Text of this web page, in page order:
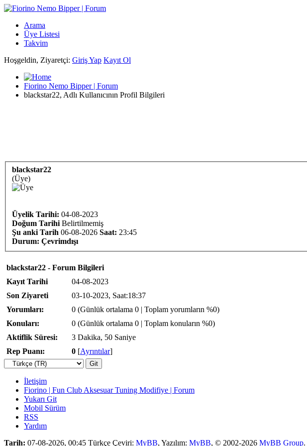
Arama
Üye Listesi
Takvim
Hoşgeldin, Ziyaretçi: Giriş Yap Kayıt Ol
Fiorino Nemo Bipper | Forum
blackstar22, Adlı Kullanıcının Profil Bilgileri
blackstar22
(Üye)
Üyelik Tarihi: 04-08-2023
Doğum Tarihi Belirtilmemiş
Şu anki Tarih 06-08-2026 Saat: 23:45
Durum: Çevrimdışı
blackstar22 - Forum Bilgileri
Kayıt Tarihi
04-08-2023
Son Ziyareti
03-10-2023, Saat:18:37
Yorumları:
0 (Günlük ortalama 0 | Toplam yorumların %0)
Konuları:
0 (Günlük ortalama 0 | Toplam konuların %0)
Aktiflik Süresi:
3 Dakika, 50 Saniye
Rep Puanı:
0 [Ayrıntılar]
İletişim
Fiorino | Fun Club Aksesuar Tuning Modifiye | Forum
Yukarı Git
Mobil Sürüm
RSS
Yardım
Tarih: 07-08-2026, 00:45 Türkçe Çeviri: MyBB, Yazılım: MyBB, © 2002-2026 MyBB Group.